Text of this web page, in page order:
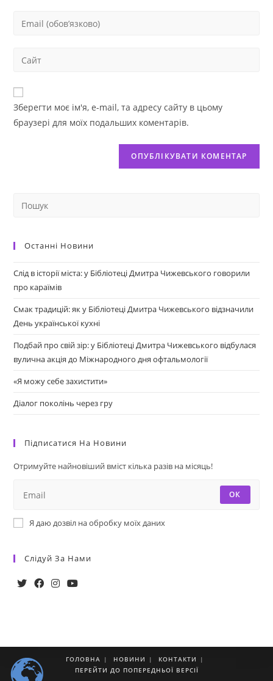
Зберегти моє ім'я, e-mail, та адресу сайту в цьому
браузері для моїх подальших коментарів.
Останні Новини
Слід в історії міста: у Бібліотеці Дмитра Чижевського говорили
про караїмів
Смак традицій: як у Бібліотеці Дмитра Чижевського відзначили
День української кухні
Подбай про свій зір: у Бібліотеці Дмитра Чижевського відбулася
вулична акція до Міжнародного дня офтальмології
«Я можу себе захистити»
Діалог поколінь через гру
Підписатися На Новини
Отримуйте найновіший вміст кілька разів на місяць!
ОК
Я даю дозвіл на обробку моїх даних
Слідуй За Нами
ГОЛОВНА НОВИНИ
КОНТАКТИ
ПЕРЕЙТИ ДО ПОПЕРЕДНЬОЇ ВЕРСІЇ